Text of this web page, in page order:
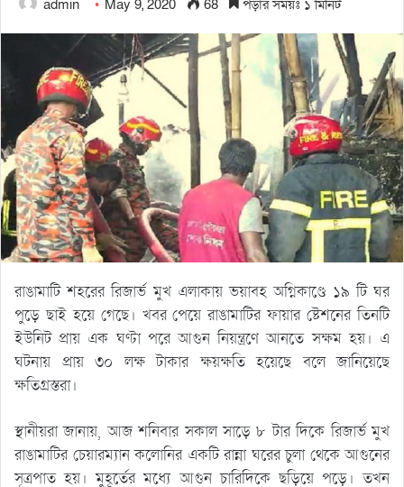
admin May 9, 2020 68 পড়ার সময়ঃ ১ মিনিট
রাঙামাটি শহরের রিজার্ভ মুখ এলাকায় ভয়াবহ অগ্নিকাণ্ডে ১৯ টি ঘর
পুড়ে ছাই হয়ে গেছে। খবর পেয়ে রাঙামাটির ফায়ার ষ্টেশনের তিনটি
ইউনিট প্রায় এক ঘণ্টা পরে আগুন নিয়ন্ত্রণে আনতে সক্ষম হয়। এ
ঘটনায় প্রায় ৩০ লক্ষ টাকার ক্ষয়ক্ষতি হয়েছে বলে জানিয়েছে
ক্ষতিগ্রস্তরা।
স্থানীয়রা জানায়, আজ শনিবার সকাল সাড়ে ৮ টার দিকে রিজার্ভ মুখ
রাঙামাটির চেয়ারম্যান কলোনির একটি রান্না ঘরের চুলা থেকে আগুনের
সূত্রপাত হয়। মুহূর্তের মধ্যে আগুন চারিদিকে ছড়িয়ে পড়ে। তখন